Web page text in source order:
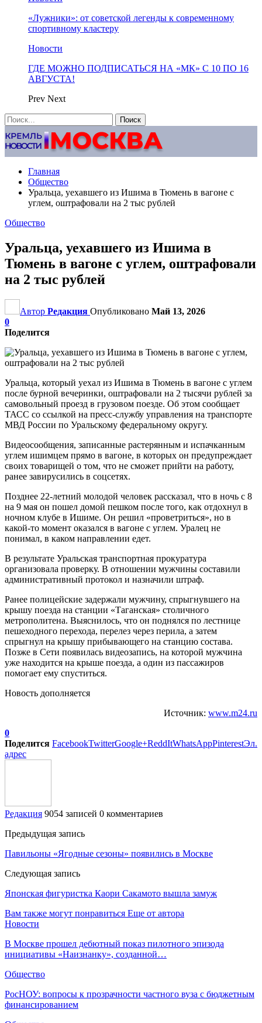
«Лужники»: от советской легенды к современному
спортивному кластеру
Новости
ГДЕ МОЖНО ПОДПИСАТЬСЯ НА «МК» С 10 ПО 16
АВГУСТА!
Prev Next
Главная
Общество
Уральца, уехавшего из Ишима в Тюмень в вагоне с
углем, оштрафовали на 2 тыс рублей
Общество
Уральца, уехавшего из Ишима в
Тюмень в вагоне с углем, оштрафовали
на 2 тыс рублей
Автор Редакция Опубликовано Май 13, 2026
0
Поделится
Уральца, который уехал из Ишима в Тюмень в вагоне с углем
после бурной вечеринки, оштрафовали на 2 тысячи рублей за
самовольный проезд в грузовом поезде. Об этом сообщает
ТАСС со ссылкой на пресс-службу управления на транспорте
МВД России по Уральскому федеральному округу.
Видеосообщения, записанные растерянным и испачканным
углем ишимцем прямо в вагоне, в которых он предупреждает
своих товарищей о том, что не сможет прийти на работу,
ранее завирусились в соцсетях.
Позднее 22-летний молодой человек рассказал, что в ночь с 8
на 9 мая он пошел домой пешком после того, как отдохнул в
ночном клубе в Ишиме. Он решил «проветриться», но в
какой-то момент оказался в вагоне с углем. Уралец не
понимал, в каком направлении едет.
В результате Уральская транспортная прокуратура
организовала проверку. В отношении мужчины составили
административный протокол и назначили штраф.
Ранее полицейские задержали мужчину, спрыгнувшего на
крышу поезда на станции «Таганская» столичного
метрополитена. Выяснилось, что он поднялся по лестнице
пешеходного перехода, перелез через перила, а затем
спрыгнул на крышу прибывающего на станцию состава.
Позже в Сети появилась видеозапись, на которой мужчина
уже находится на крыше поезда, а один из пассажиров
помогает ему спуститься.
Новость дополняется
Источник: www.m24.ru
0
Поделится FacebookTwitterGoogle+ReddItWhatsAppPinterestЭл.
адрес
Редакция 9054 записей 0 комментариев
Предыдущая запись
Павильоны «Ягодные сезоны» появились в Москве
Следующая запись
Японская фигуристка Каори Сакамото вышла замуж
Вам также могут понравиться Еще от автора
Новости
В Москве прошел дебютный показ пилотного эпизода
инициативы «Наизнанку», созданной…
Общество
РосНОУ: вопросы к прозрачности частного вуза с бюджетным
финансированием